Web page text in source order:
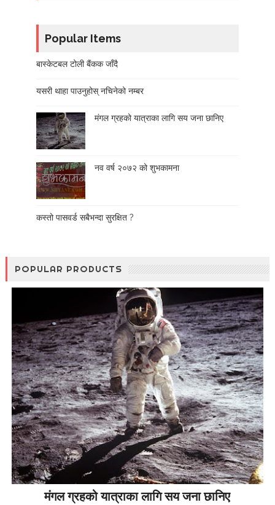
Popular Items
बास्केटबल टोली बैंकक जाँदै
यसरी थाहा पाउनुहोस् नचिनेको नम्बर
मंगल ग्रहको यात्राका लागि सय जना छानिए
नव वर्ष २०७२ को शुभकामना
कस्तो पासवर्ड सबैभन्दा सुरक्षित ?
POPULAR PRODUCTS
मंगल ग्रहको यात्राका लागि सय जना छानिए